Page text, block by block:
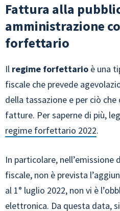
Fattura alla
amministrazione
forfettario
Il regime forfettario è una
fiscale che prevede
della tassazione e per ciò
fatture. Per saperne di più,
regime forfettario 2022.
In particolare,
fiscale, non è prevista
al 1° luglio 2022, non vi è
elettronica. Da questa data,